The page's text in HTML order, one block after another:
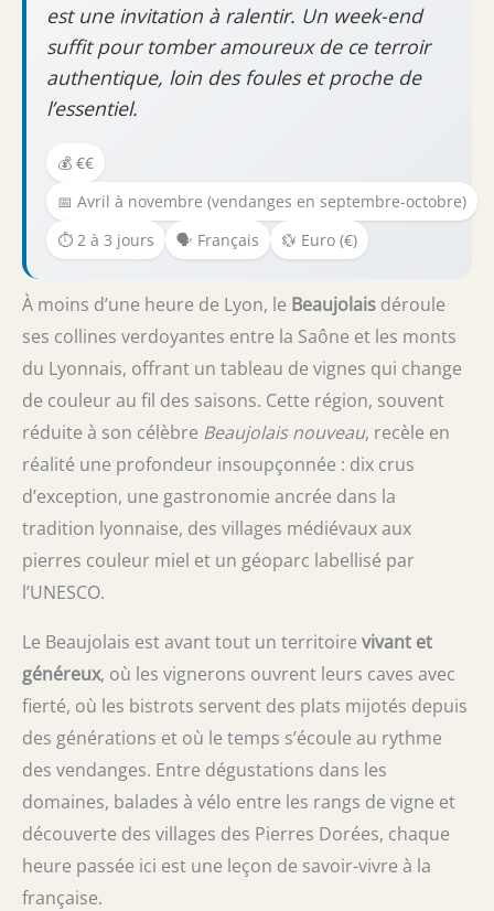
est une invitation à ralentir. Un week-end
suffit pour tomber amoureux de ce terroir
authentique, loin des foules et proche de
l’essentiel.
💰 €€
📅 Avril à novembre (vendanges en septembre-octobre)
⏱️ 2 à 3 jours
🗣️ Français 💱 Euro (€)
À moins d’une heure de Lyon, le Beaujolais déroule
ses collines verdoyantes entre la Saône et les monts
du Lyonnais, offrant un tableau de vignes qui change
de couleur au fil des saisons. Cette région, souvent
réduite à son célèbre Beaujolais nouveau, recèle en
réalité une profondeur insoupçonnée : dix crus
d’exception, une gastronomie ancrée dans la
tradition lyonnaise, des villages médiévaux aux
pierres couleur miel et un géoparc labellisé par
l’UNESCO.
Le Beaujolais est avant tout un territoire vivant et
généreux, où les vignerons ouvrent leurs caves avec
fierté, où les bistrots servent des plats mijotés depuis
des générations et où le temps s’écoule au rythme
des vendanges. Entre dégustations dans les
domaines, balades à vélo entre les rangs de vigne et
découverte des villages des Pierres Dorées, chaque
heure passée ici est une leçon de savoir-vivre à la
française.